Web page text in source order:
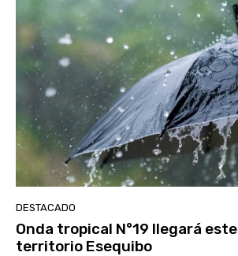
DESTACADO
Onda tropical N°19 llegará
territorio Esequibo